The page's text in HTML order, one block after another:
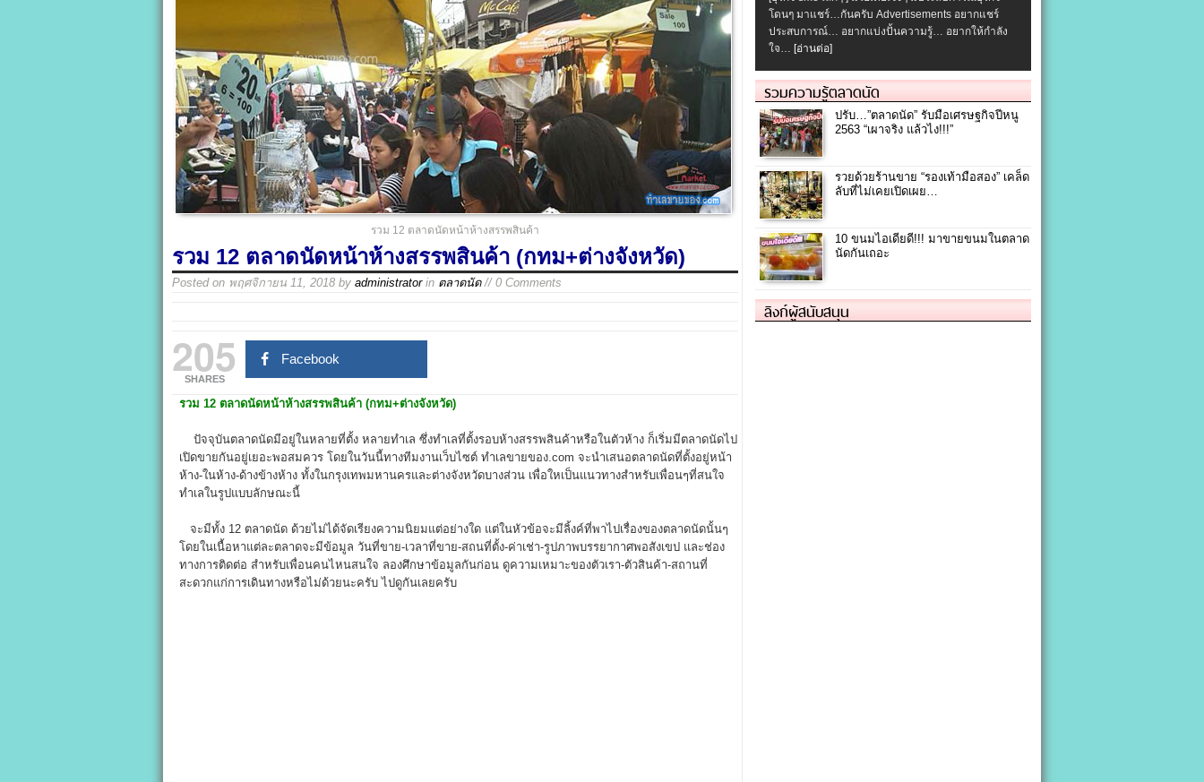
รวม 12 ตลาดนัดหน้าห้างสรรพสินค้า
รวม 12 ตลาดนัดหน้าห้างสรรพสินค้า (กทม+ต่างจังหวัด)
Posted on พฤศจิกายน 11, 2018 by administratorin ตลาดนัด// 0 Comments
205
SHARES
Facebook
รวม 12 ตลาดนัดหน้าห้างสรรพสินค้า (กทม+ต่างจังหวัด)
ปัจจุบันตลาดนัดมีอยู่ในหลายที่ตั้ง หลายทำเล ซึ่งทำเลที่ตั้งรอบห้างสรรพสินค้าหรือในตัวห้าง ก็เริ่มมีตลาดนัดไป
เปิดขายกันอยู่เยอะพอสมควร โดยในวันนี้ทางทีมงานเว็บไซต์ ทำเลขายของ.com จะนำเสนอตลาดนัดที่ตั้งอยู่หน้า
ห้าง-ในห้าง-ด้างข้างห้าง ทั้งในกรุงเทพมหานครและต่างจังหวัดบางส่วน เพื่อใหเป็นแนวทางสำหรับเพื่อนๆที่สนใจ
ทำเลในรูปแบบลักษณะนี้
จะมีทั้ง 12 ตลาดนัด ด้วยไม่ได้จัดเรียงความนิยมแต่อย่างใด แต่ในหัวข้อจะมีลิ้งค์ที่พาไปเรื่องของตลาดนัดนั้นๆ
โดยในเนื้อหาแต่ละตลาดจะมีข้อมูล วันที่ขาย-เวลาที่ขาย-สถนที่ตั้ง-ค่าเช่า-รูปภาพบรรยากาศพอสังเขป และช่อง
ทางการติดต่อ สำหรับเพื่อนคนไหนสนใจ ลองศึกษาข้อมูลกันก่อน ดูความเหมาะของตัวเรา-ตัวสินค้า-สถานที่
สะดวกแก่การเดินทางหรือไม่ด้วยนะครับ ไปดูกันเลยครับ
โดนๆ มาแชร์…กันครับ Advertisements อยากแชร์
ประสบการณ์… อยากแบ่งปั้นความรู้… อยากให้กำลัง
ใจ… [อ่านต่อ]
รวมความรู้ตลาดนัด
ปรับ…”ตลาดนัด” รับมือเศรษฐกิจปีหนู
2563 “เผาจริง แล้วไง!!!”
รวยด้วยร้านขาย “รองเท้ามือสอง” เคล็ด
ลับที่ไม่เคยเปิดเผย…
10 ขนมไอเดียดี!!! มาขายขนมในตลาด
นัดกันเถอะ
ลิงก์ผู้สนับสนุน